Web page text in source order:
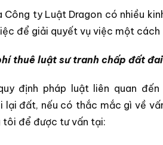
ty Luật Dragon có nhiều
để giải quyết vụ việc một cách
thuê luật sư tranh chấp đất đai
định pháp luật liên quan
lại đất, nếu có thắc mắc gì về
tôi để được tư vấn tại: